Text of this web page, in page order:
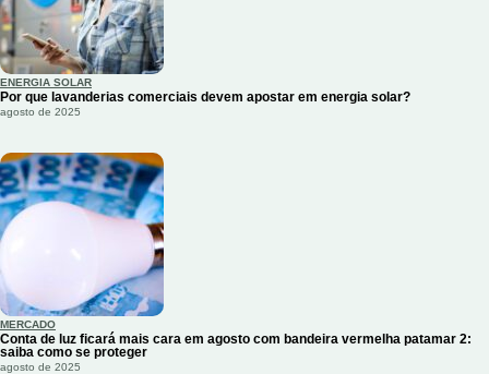
ENERGIA SOLAR
Por que lavanderias comerciais devem apostar em energia solar?
agosto de 2025
MERCADO
Conta de luz ficará mais cara em agosto com bandeira vermelha patamar 2:
saiba como se proteger
agosto de 2025